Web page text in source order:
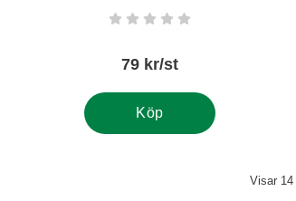
Betyg: 0 stjärnor av 5
79 kr/st
Köp
Visar 14